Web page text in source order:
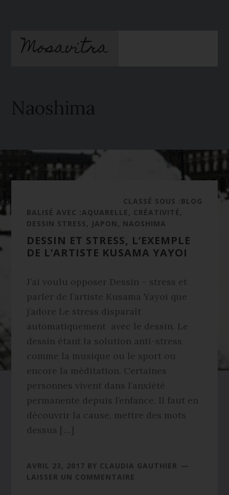
contenu
principal
barreMosavitra
Naoshima
CLASSÉ SOUS :BLOG
BALISÉ AVEC :AQUARELLE, CRÉATIVITÉ,
DESSIN STRESS, JAPON, NAOSHIMA
DESSIN ET STRESS, L’EXEMPLE
DE L’ARTISTE KUSAMA YAYOI
J’ai voulu opposer Dessin – stress et
parler de l’artiste Kusama Yayoi que
j’adore Le stress disparaît
automatiquement avec le dessin. Le
dessin étant la solution anti-stress
comme la musique ou le sport ou
encore la méditation. Certaines
personnes vivent dans l’anxiété
permanente depuis l’enfance. Il faut en
découvrir la cause, mettre des mots
dessus […]
AVRIL 23, 2017 BY CLAUDIA GAUTHIER
LAISSER UN COMMENTAIRE